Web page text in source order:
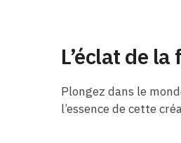
L’éclat de
Plongez dans le
l’essence de cette